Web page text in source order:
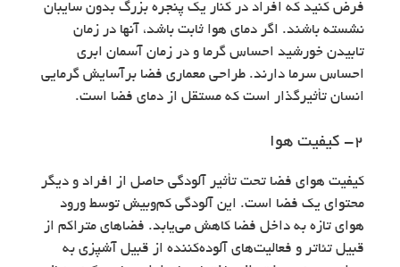
فرض کنید که افراد در کنار یک پنجره بزرگ بدون سایبان
نشسته باشند. اگر دمای هوا ثابت باشد، آنها در زمان
تابیدن خورشید احساس گرما و در زمان آسمان ابری
احساس سرما دارند. طراحی معماری فضا برآسایش گرمایی
انسان تأثیرگذار است که مستقل از دمای فضا است.
۲- کیفیت هوا
کیفیت هوای فضا تحت تأثیر آلودگی حاصل از افراد و دیگر
محتوای یک فضا است. این آلودگی کم‌وبیش توسط ورود
هوای تازه به داخل فضا کاهش می‌یابد. فضاهای متراکم از
قبیل تئاتر و فعالیت‌های آلوده‌کننده از قبیل آشپزی به